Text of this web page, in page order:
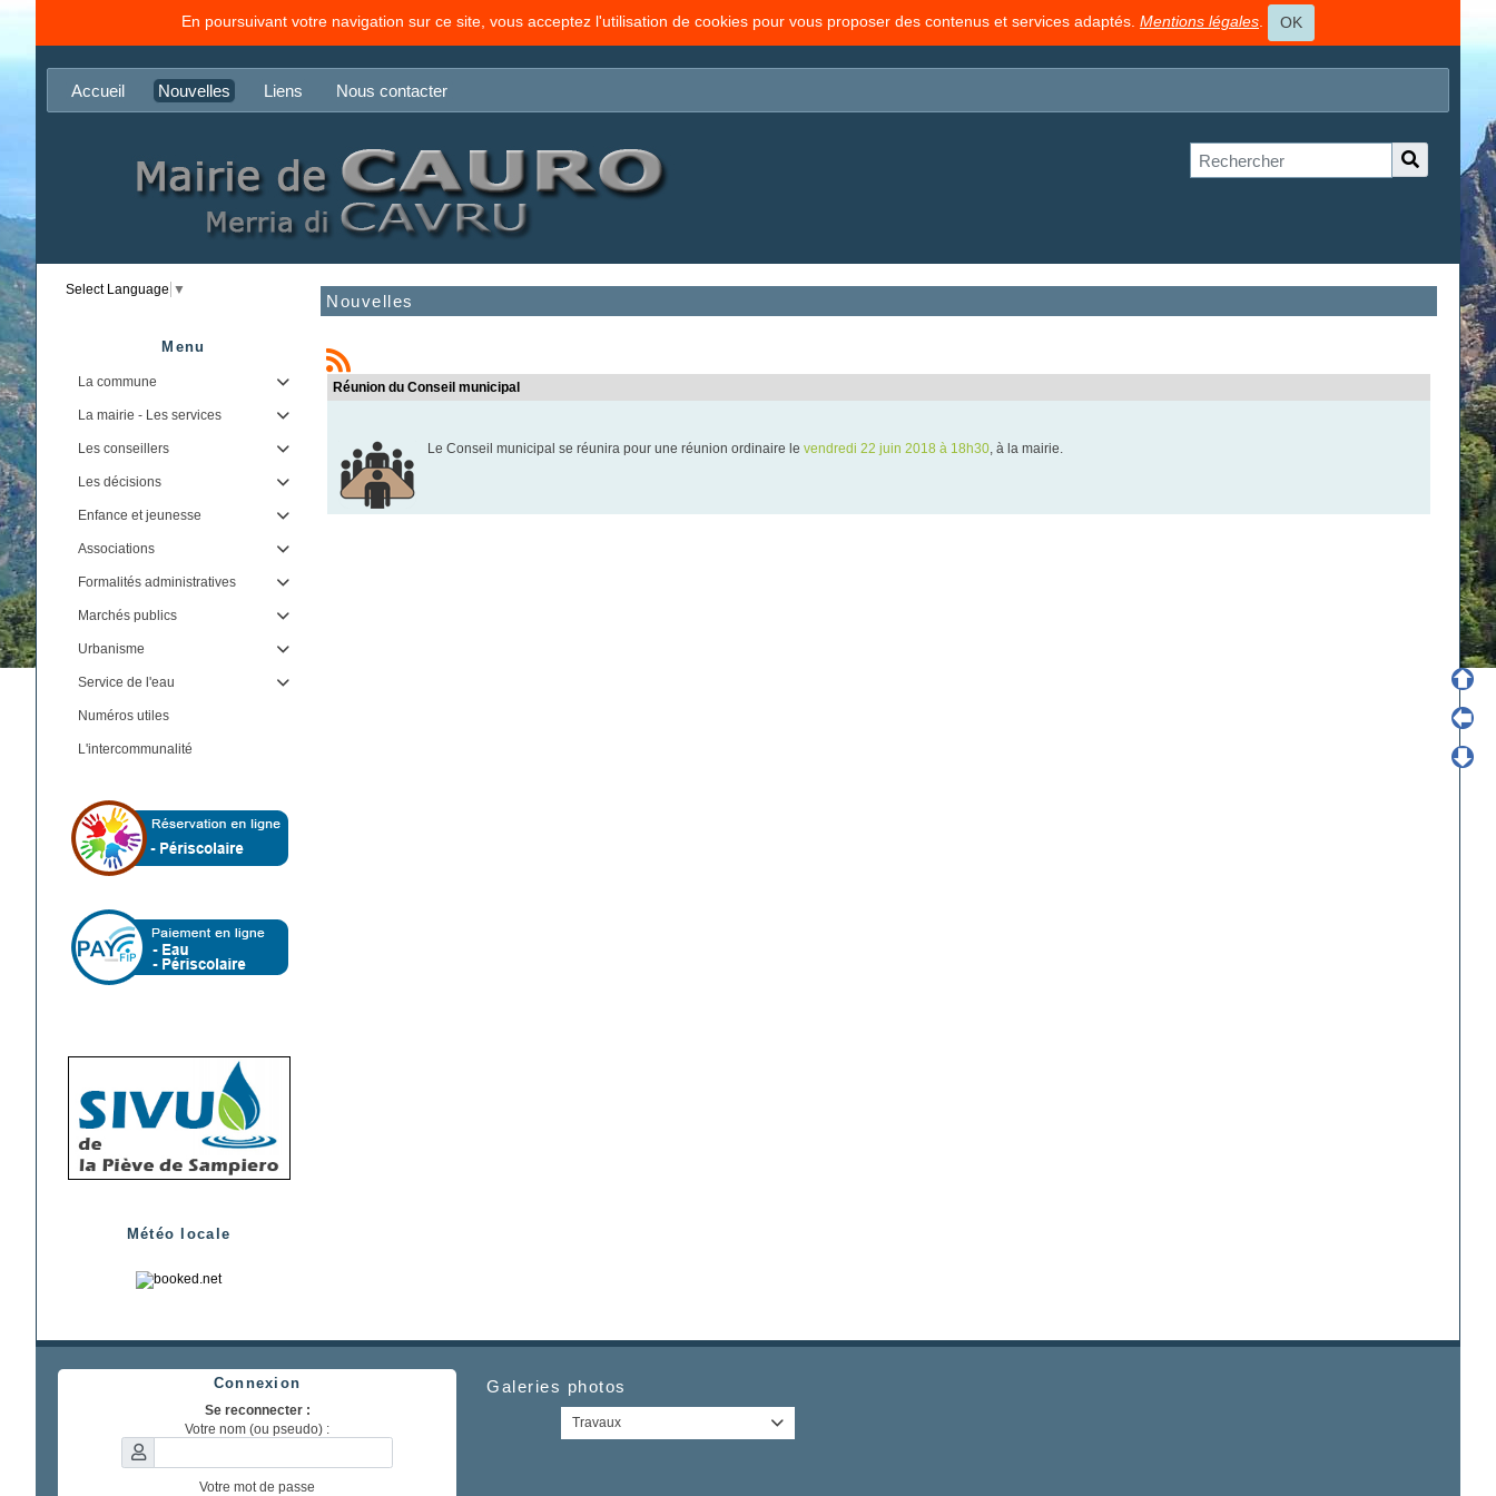
En poursuivant votre navigation sur ce site, vous acceptez l'utilisation de cookies pour vous proposer des contenus et services adaptés. Mentions légales. OK
Accueil Nouvelles Liens Nous contacter
Select Language ▼
Menu
La commune 
La mairie - Les services 
Les conseillers 
Les décisions 
Enfance et jeunesse 
Associations 
Formalités administratives 
Marchés publics 
Urbanisme 
Service de l'eau 
Numéros utiles
L'intercommunalité
Météo locale
Nouvelles
Réunion du Conseil municipal
Le Conseil municipal se réunira pour une réunion ordinaire le vendredi 22 juin 2018 à 18h30, à la mairie.
Connexion
Se reconnecter :
Votre nom (ou pseudo) :
Votre mot de passe
Galeries photos
Travaux 